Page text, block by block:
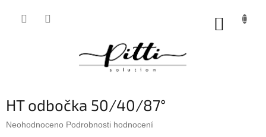
HT odbočka 50/40/87°
Průměrné
Neohodnoceno Podrobnosti hodnocení